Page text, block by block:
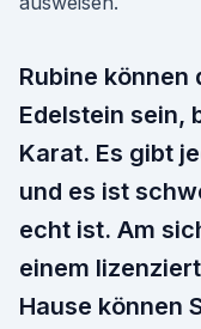
Rubine
Edelstein sein,
Karat. Es gibt
und es ist
echt ist. Am
einem
Hause können